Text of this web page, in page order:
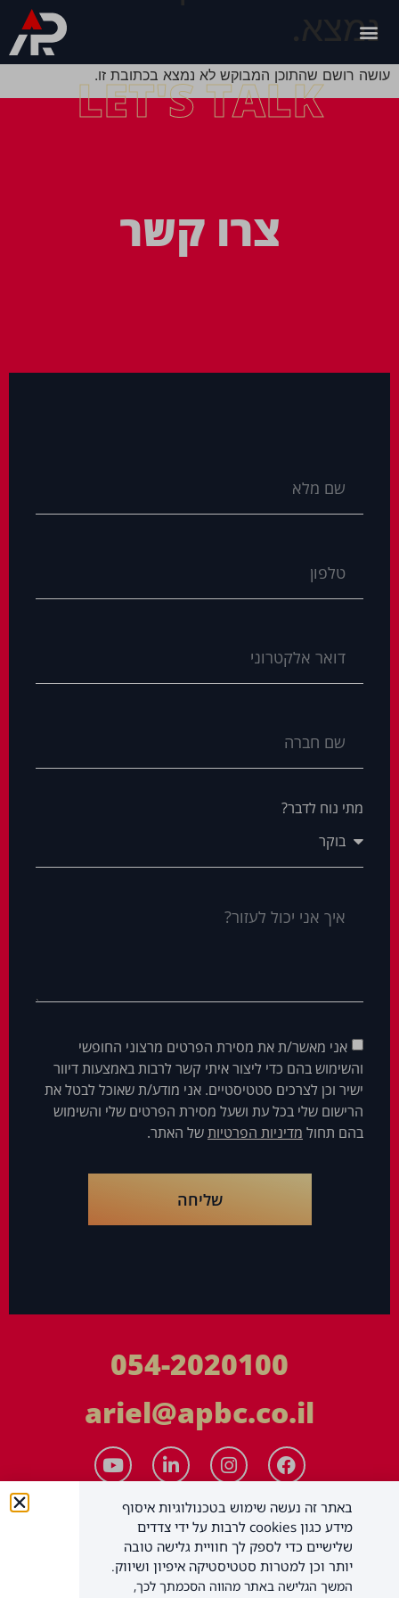
נמצא.
עושה רושם שהתוכן המבוקש לא נמצא בכתובת זו.
LET'S TALK
צרו קשר
מתי נוח לדבר?
אני מאשר/ת את מסירת הפרטים מרצוני החופשי
והשימוש בהם כדי ליצור איתי קשר לרבות באמצעות דיוור
ישיר וכן לצרכים סטטיסטיים. אני מודע/ת שאוכל לבטל את
הרישום שלי בכל עת ושעל מסירת הפרטים שלי והשימוש
בהם תחול מדיניות הפרטיותשל האתר.
שליחה
054-2020100
ariel@apbc.co.il
באתר זה נעשה שימוש בטכנולוגיות איסוף
מידע כגון cookies לרבות על ידי צדדים
שלישיים כדי לספק לך חוויית גלישה טובה
יותר וכן למטרות סטטיסטיקה איפיון ושיווק.
המשך הגלישה באתר מהווה הסכמתך לכך,